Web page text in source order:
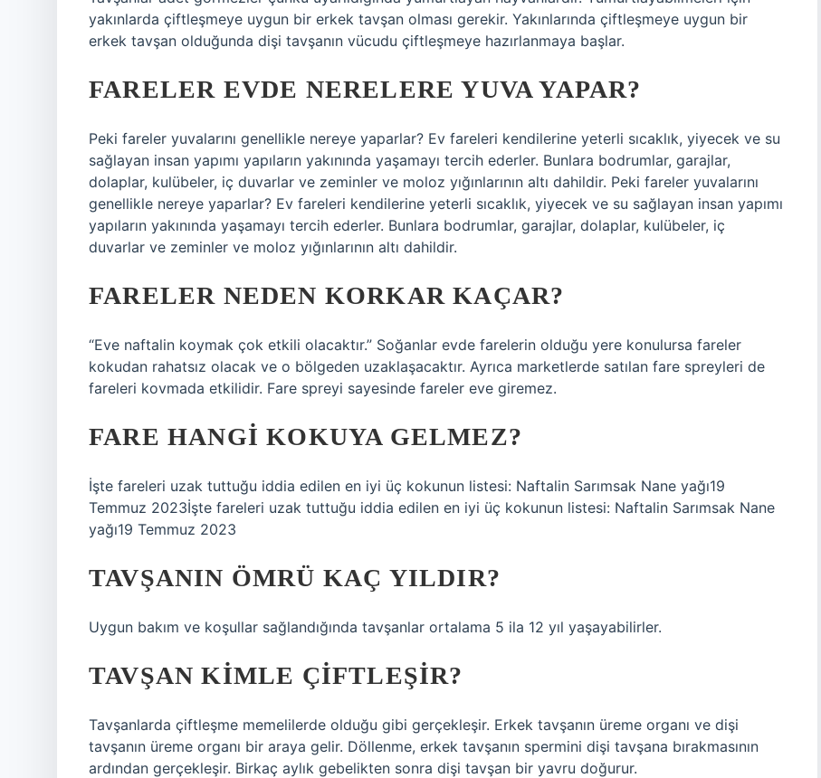
yakınlarda çiftleşmeye uygun bir erkek tavşan olması gerekir. Yakınlarında çiftleşmeye uygun bir
erkek tavşan olduğunda dişi tavşanın vücudu çiftleşmeye hazırlanmaya başlar.
FARELER EVDE NERELERE YUVA YAPAR?
Peki fareler yuvalarını genellikle nereye yaparlar? Ev fareleri kendilerine yeterli sıcaklık, yiyecek ve su
sağlayan insan yapımı yapıların yakınında yaşamayı tercih ederler. Bunlara bodrumlar, garajlar,
dolaplar, kulübeler, iç duvarlar ve zeminler ve moloz yığınlarının altı dahildir. Peki fareler yuvalarını
genellikle nereye yaparlar? Ev fareleri kendilerine yeterli sıcaklık, yiyecek ve su sağlayan insan yapımı
yapıların yakınında yaşamayı tercih ederler. Bunlara bodrumlar, garajlar, dolaplar, kulübeler, iç
duvarlar ve zeminler ve moloz yığınlarının altı dahildir.
FARELER NEDEN KORKAR KAÇAR?
“Eve naftalin koymak çok etkili olacaktır.” Soğanlar evde farelerin olduğu yere konulursa fareler
kokudan rahatsız olacak ve o bölgeden uzaklaşacaktır. Ayrıca marketlerde satılan fare spreyleri de
fareleri kovmada etkilidir. Fare spreyi sayesinde fareler eve giremez.
FARE HANGI KOKUYA GELMEZ?
İşte fareleri uzak tuttuğu iddia edilen en iyi üç kokunun listesi: Naftalin Sarımsak Nane yağı19
Temmuz 2023İşte fareleri uzak tuttuğu iddia edilen en iyi üç kokunun listesi: Naftalin Sarımsak Nane
yağı19 Temmuz 2023
TAVŞANIN ÖMRÜ KAÇ YILDIR?
Uygun bakım ve koşullar sağlandığında tavşanlar ortalama 5 ila 12 yıl yaşayabilirler.
TAVŞAN KIMLE ÇIFTLEŞIR?
Tavşanlarda çiftleşme memelilerde olduğu gibi gerçekleşir. Erkek tavşanın üreme organı ve dişi
tavşanın üreme organı bir araya gelir. Döllenme, erkek tavşanın spermini dişi tavşana bırakmasının
ardından gerçekleşir. Birkaç aylık gebelikten sonra dişi tavşan bir yavru doğurur.